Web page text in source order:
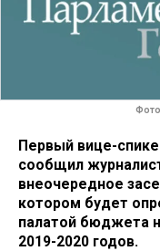
Первый вице-
сообщил
внеочередное
котором будет
палатой бюджета
2019-2020 годов.